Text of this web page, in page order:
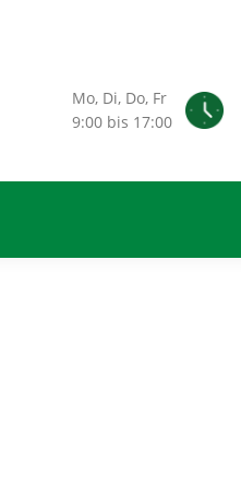
Mo, Di, Do, Fr
9:00 bis 17:00